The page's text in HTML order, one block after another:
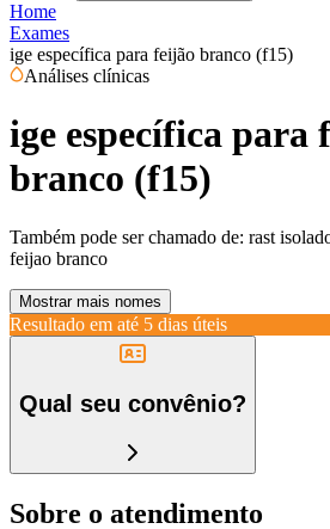
Home
Exames
ige específica para feijão branco (f15)
Análises clínicas
ige específica para
branco (f15)
Também pode ser chamado de: rast
feijao branco
Mostrar mais nomes
Resultado em até 5 dias úteis
Qual seu convênio?
Sobre o atendimento